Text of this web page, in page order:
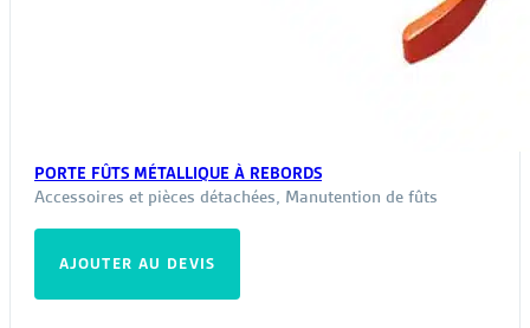
PORTE FÛTS MÉTALLIQUE À REBORDS
Accessoires et pièces détachées, Manutention de fûts
AJOUTER AU DEVIS